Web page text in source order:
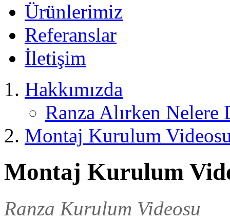
Ürünlerimiz
Referanslar
İletişim
Hakkımızda
Ranza Alırken
Montaj Kurulum
Montaj Kurulum
Ranza Kurulum Videosu